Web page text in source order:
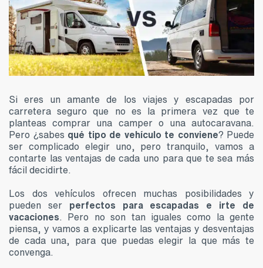
Si eres un amante de los viajes y escapadas por
carretera seguro que no es la primera vez que te
planteas comprar una camper o una autocaravana.
Pero ¿sabes qué tipo de vehículo te conviene? Puede
ser complicado elegir uno, pero tranquilo, vamos a
contarte las ventajas de cada uno para que te sea más
fácil decidirte.
Los dos vehículos ofrecen muchas posibilidades y
pueden ser perfectos para escapadas e irte de
vacaciones. Pero no son tan iguales como la gente
piensa, y vamos a explicarte las ventajas y desventajas
de cada una, para que puedas elegir la que más te
convenga.